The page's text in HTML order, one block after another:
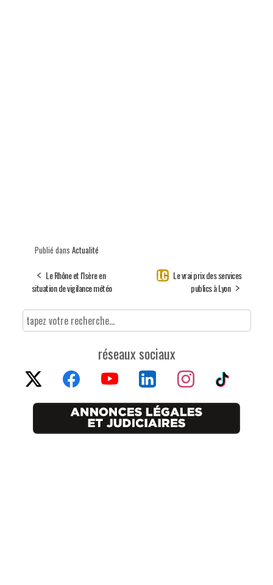
Publié dans Actualité
Le Rhône et l'Isère en
situation de vigilance météo
Le vrai prix des services
publics à Lyon
réseaux sociaux